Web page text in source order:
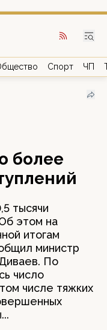
Спорт ЧП
более
тысячи
этом на
итогам
министр
По
число
числе тяжких